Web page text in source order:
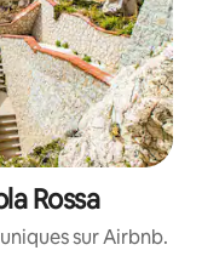
Rossa
sur Airbnb.